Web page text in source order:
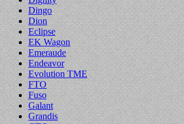
Dingo
Dion
Eclipse
EK Wagon
Emeraude
Endeavor
Evolution TME
FTO
Fuso
Galant
Grandis